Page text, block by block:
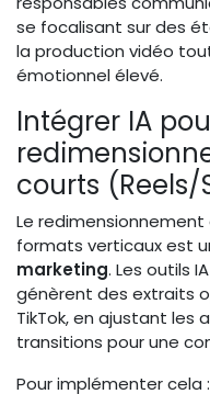
se focalisant sur des
la production vidéo
émotionnel élevé.
Intégrer IA
courts (Reels/
Le
formats verticaux est
marketing. Les outils
génèrent des extraits
TikTok, en ajustant les
transitions pour une
Pour implémenter